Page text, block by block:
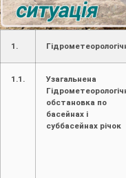
1.
1.1.
Узагальнена
обстановка по
басейнах і
суббасейнах річок